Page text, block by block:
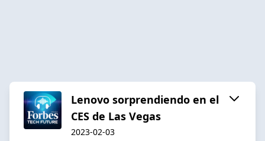
Lenovo sorprendiendo en el
CES de Las Vegas
2023-02-03